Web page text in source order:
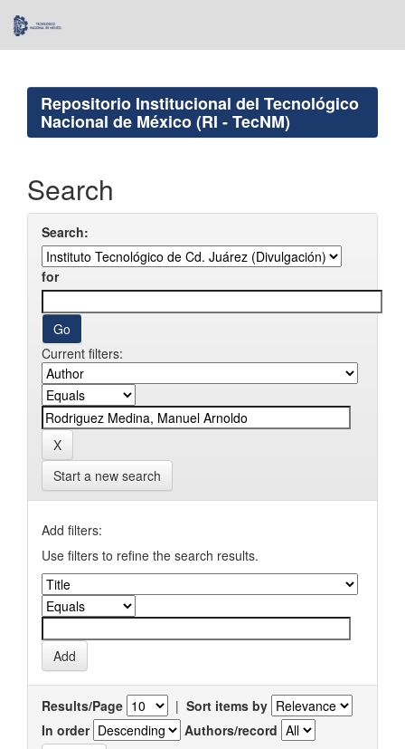
navigation
Repositorio Institucional del Tecnológico
Nacional de México (RI - TecNM)
Search
Search:
for
Current filters:
Start a new search
Add filters:
Use filters to refine the search results.
Results/Page | Sort items by
In order
Authors/record